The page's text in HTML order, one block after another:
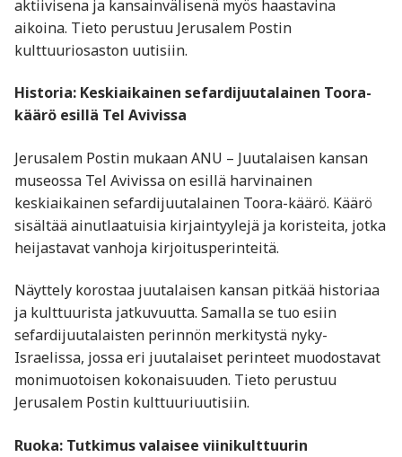
aktiivisena ja kansainvälisenä myös haastavina
aikoina. Tieto perustuu Jerusalem Postin
kulttuuriosaston uutisiin.
Historia: Keskiaikainen sefardijuutalainen Toora-
käärö esillä Tel Avivissa
Jerusalem Postin mukaan ANU – Juutalaisen kansan
museossa Tel Avivissa on esillä harvinainen
keskiaikainen sefardijuutalainen Toora-käärö. Käärö
sisältää ainutlaatuisia kirjaintyylejä ja koristeita, jotka
heijastavat vanhoja kirjoitusperinteitä.
Näyttely korostaa juutalaisen kansan pitkää historiaa
ja kulttuurista jatkuvuutta. Samalla se tuo esiin
sefardijuutalaisten perinnön merkitystä nyky-
Israelissa, jossa eri juutalaiset perinteet muodostavat
monimuotoisen kokonaisuuden. Tieto perustuu
Jerusalem Postin kulttuuriuutisiin.
Ruoka: Tutkimus valaisee viinikulttuurin